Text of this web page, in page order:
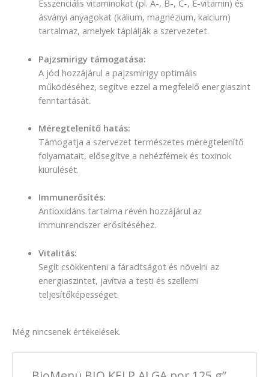
Esszenciális vitaminokat (pl. A-, B-, C-, E-vitamin) és
ásványi anyagokat (kálium, magnézium, kalcium)
tartalmaz, amelyek táplálják a szervezetet.
Pajzsmirigy támogatása:
A jód hozzájárul a pajzsmirigy optimális
működéséhez, segítve ezzel a megfelelő energiaszint
fenntartását.
Méregtelenítő hatás:
Támogatja a szervezet természetes méregtelenítő
folyamatait, elősegítve a nehézfémek és toxinok
kiürülését.
Immunerősítés:
Antioxidáns tartalma révén hozzájárul az
immunrendszer erősítéséhez.
Vitalitás:
Segít csökkenteni a fáradtságot és növelni az
energiaszintet, javítva a testi és szellemi
teljesítőképességet.
Még nincsenek értékelések.